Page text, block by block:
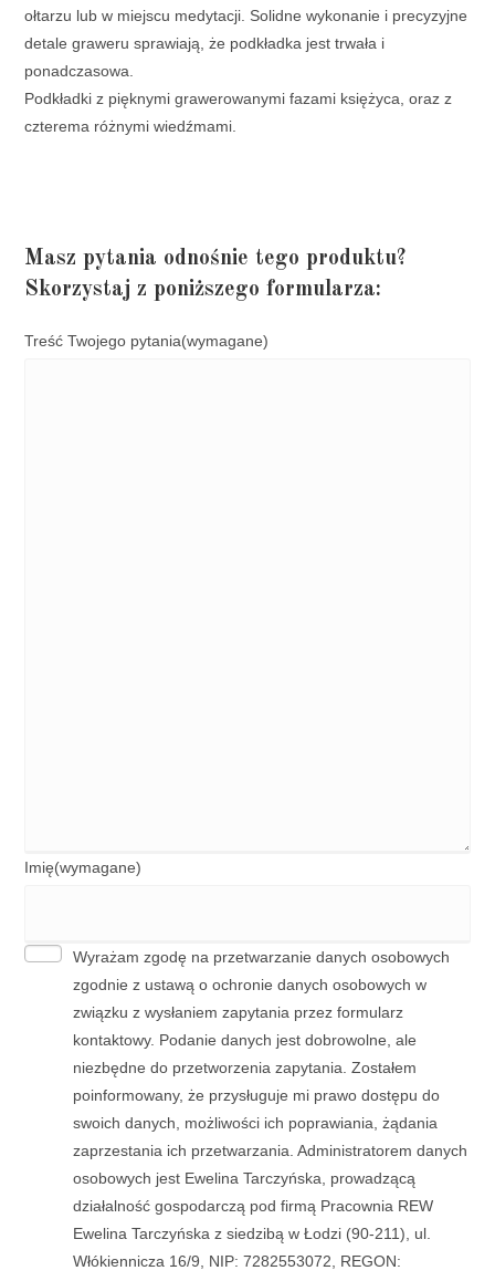
ołtarzu lub w miejscu medytacji. Solidne wykonanie i precyzyjne
detale graweru sprawiają, że podkładka jest trwała i
ponadczasowa.
Podkładki z pięknymi grawerowanymi fazami księżyca, oraz z
czterema różnymi wiedźmami.
Masz pytania odnośnie tego produktu?
Skorzystaj z poniższego formularza:
Treść Twojego pytania(wymagane)
Imię(wymagane)
Wyrażam zgodę na przetwarzanie danych osobowych
zgodnie z ustawą o ochronie danych osobowych w
związku z wysłaniem zapytania przez formularz
kontaktowy. Podanie danych jest dobrowolne, ale
niezbędne do przetworzenia zapytania. Zostałem
poinformowany, że przysługuje mi prawo dostępu do
swoich danych, możliwości ich poprawiania, żądania
zaprzestania ich przetwarzania. Administratorem danych
osobowych jest Ewelina Tarczyńska, prowadzącą
działalność gospodarczą pod firmą Pracownia REW
Ewelina Tarczyńska z siedzibą w Łodzi (90-211), ul.
Włókiennicza 16/9, NIP: 7282553072, REGON: